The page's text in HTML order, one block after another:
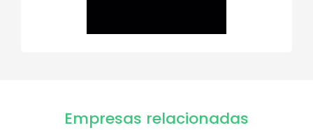
Empresas relacionadas